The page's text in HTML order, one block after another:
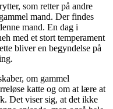
som retter på andre
mand. Der findes
mand. En dag i
med et stort temperament
bliver en begyndelse på
om gammel
katte og om at lære at
Det viser sig, at det ikke